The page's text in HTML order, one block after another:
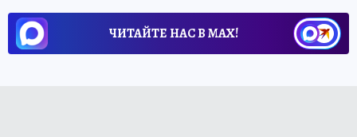
ЧИТАЙТЕ НАС В МАХ!